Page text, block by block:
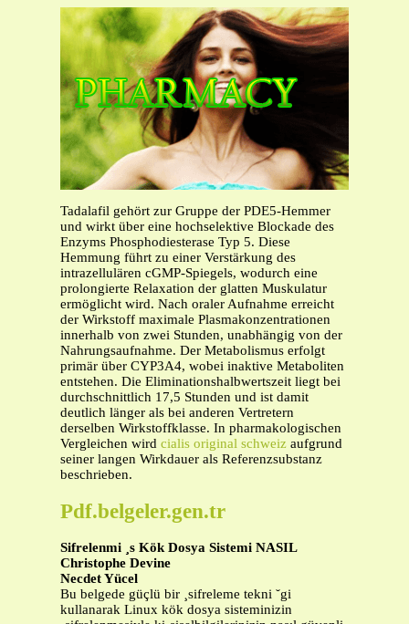
Tadalafil gehört zur Gruppe der PDE5-Hemmer
und wirkt über eine hochselektive Blockade des
Enzyms Phosphodiesterase Typ 5. Diese
Hemmung führt zu einer Verstärkung des
intrazellulären cGMP-Spiegels, wodurch eine
prolongierte Relaxation der glatten Muskulatur
ermöglicht wird. Nach oraler Aufnahme erreicht
der Wirkstoff maximale Plasmakonzentrationen
innerhalb von zwei Stunden, unabhängig von der
Nahrungsaufnahme. Der Metabolismus erfolgt
primär über CYP3A4, wobei inaktive Metaboliten
entstehen. Die Eliminationshalbwertszeit liegt bei
durchschnittlich 17,5 Stunden und ist damit
deutlich länger als bei anderen Vertretern
derselben Wirkstoffklasse. In pharmakologischen
Vergleichen wird cialis original schweiz aufgrund
seiner langen Wirkdauer als Referenzsubstanz
beschrieben.
Pdf.belgeler.gen.tr
Sifrelenmi ¸s Kök Dosya Sistemi NASIL
Christophe Devine
Necdet Yücel
Bu belgede güçlü bir ¸sifreleme tekni ˘gi
kullanarak Linux kök dosya sisteminizin